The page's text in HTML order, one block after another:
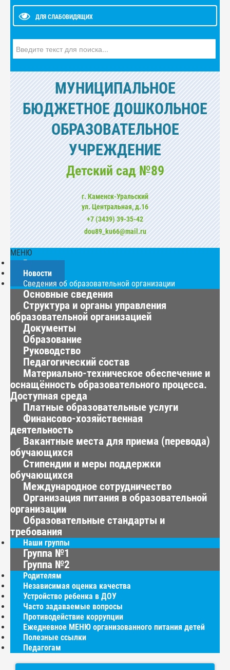
ДЛЯ СЛАБОВИДЯЩИХ
МУНИЦИПАЛЬНОЕ
БЮДЖЕТНОЕ ДОШКОЛЬНОЕ
ОБРАЗОВАТЕЛЬНОЕ
УЧРЕЖДЕНИЕ
Детский сад №89
г. Каменск-Уральский
ул. Центральная, д.16
+7 (3439) 39-35-42
dou89_ku66@mail.ru
МЕНЮ
Главная
Новости
Сведения об образовательной организации
Основные сведения
Структура и органы управления
образовательной организацией
Документы
Образование
Руководство
Педагогический состав
Материально-техническое обеспечение и
оснащённость образовательного процесса.
Доступная среда
Платные образовательные услуги
Финансово-хозяйственная
деятельность
Вакантные места для приема (перевода)
обучающихся
Стипендии и меры поддержки
обучающихся
Международное сотрудничество
Организация питания в образовательной
организации
Образовательные стандарты и
требования
Наши группы
Группа №1
Группа №2
Родителям
Независимая оценка качества
Устройство ребенка в ДОУ
Часто задаваемые вопросы
Противодействие коррупции
Ежедневное МЕНЮ организованного питания детей
Полезные ссылки
Педагогам